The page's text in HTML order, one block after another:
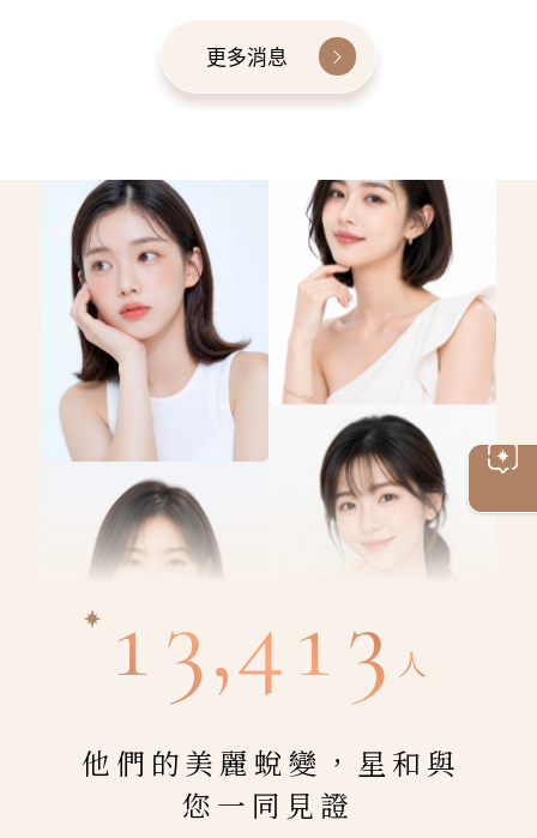
更多消息
13,413 人
他們的美麗蛻變，星和與
您一同見證